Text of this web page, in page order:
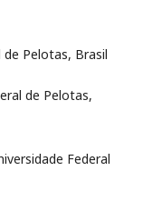
de Pelotas, Brasil
de Pelotas,
Federal